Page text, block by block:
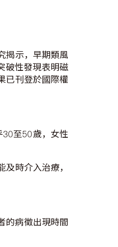
揭示，早期類風
破性發現表明磁
已刊登於國際權
至50歲，女性
時介入治療，
的病徵出現時間